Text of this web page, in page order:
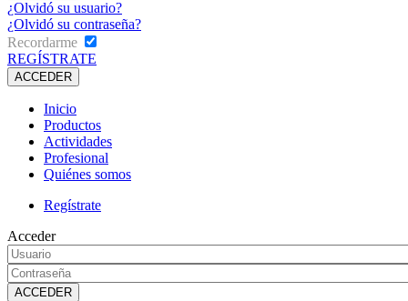
¿Olvidó su usuario?
¿Olvidó su contraseña?
Recordarme
REGÍSTRATE
Inicio
Productos
Actividades
Profesional
Quiénes somos
Regístrate
Acceder